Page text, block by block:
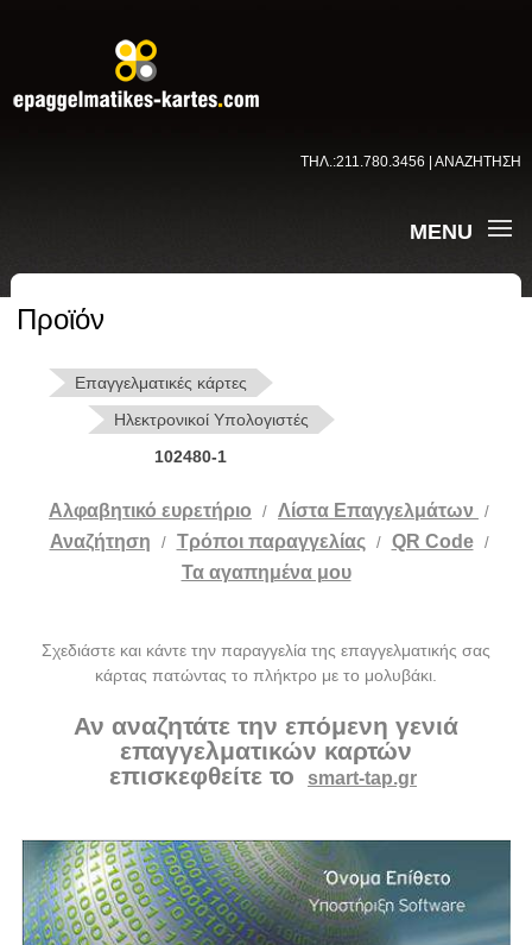
ΤΗΛ.:211.780.3456 | ΑΝΑΖΗΤΗΣΗ
MENU
Προϊόν
Επαγγελματικές κάρτες
Ηλεκτρονικοί Υπολογιστές
102480-1
Αλφαβητικό ευρετήριο / Λίστα Επαγγελμάτων /
Αναζήτηση / Tρόποι παραγγελίας / QR Code /
Τα αγαπημένα μου
Σχεδιάστε και κάντε την παραγγελία της επαγγελματικής σας
κάρτας πατώντας το πλήκτρο με το μολυβάκι.
Αν αναζητάτε την επόμενη γενιά
επαγγελματικών καρτών
επισκεφθείτε το
smart-tap.gr